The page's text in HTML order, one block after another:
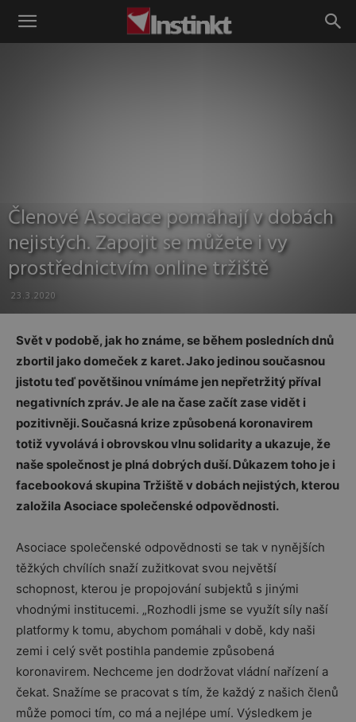
Instinkt
Členové Asociace pomáhají v dobách
nejistých. Zapojit se můžete i vy
prostřednictvím online tržiště
23.3.2020
Svět v podobě, jak ho známe, se během posledních dnů
zbortil jako domeček z karet. Jako jedinou současnou
jistotu teď povětšinou vnímáme jen nepřetržitý příval
negativních zpráv. Je ale na čase začít zase vidět i
pozitivněji. Současná krize způsobená koronavirem
totiž vyvolává i obrovskou vlnu solidarity a ukazuje, že
naše společnost je plná dobrých duší. Důkazem toho je i
facebooková skupina Tržiště v dobách nejistých, kterou
založila Asociace společenské odpovědnosti.
Asociace společenské odpovědnosti se tak v nynějších
těžkých chvílích snaží zužitkovat svou největší
schopnost, kterou je propojování subjektů s jinými
vhodnými institucemi. „Rozhodli jsme se využít síly naší
platformy k tomu, abychom pomáhali v době, kdy naši
zemi i celý svět postihla pandemie způsobená
koronavirem. Nechceme jen dodržovat vládní nařízení a
čekat. Snažíme se pracovat s tím, že každý z našich členů
může pomoci tím, co má a nejlépe umí. Výsledkem je